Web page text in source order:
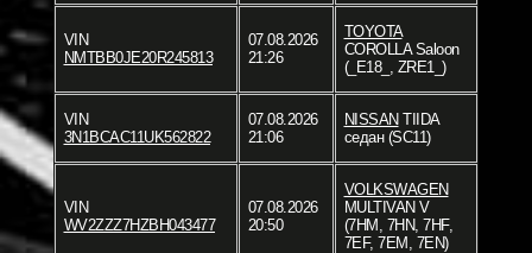
VIN
NMTBB0JE20R245813
07.08.2026
21:26
TOYOTA
COROLLA Saloon
(_E18_, ZRE1_)
VIN
3N1BCAC11UK562822
07.08.2026
21:06
NISSAN TIIDA
седан (SC11)
VIN
WV2ZZZ7HZBH043477
07.08.2026
20:50
VOLKSWAGEN
MULTIVAN V
(7HM, 7HN, 7HF,
7EF, 7EM, 7EN)